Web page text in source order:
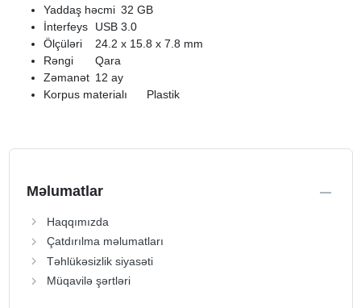
Yaddaş həcmi 32 GB
İnterfeys
USB 3.0
Ölçüləri
24.2 x 15.8 x 7.8 mm
Rəngi
Qara
Zəmanət 12 ay
Korpus materialı
Plastik
Məlumatlar
Haqqımızda
Çatdırılma məlumatları
Təhlükəsizlik siyasəti
Müqavilə şərtləri